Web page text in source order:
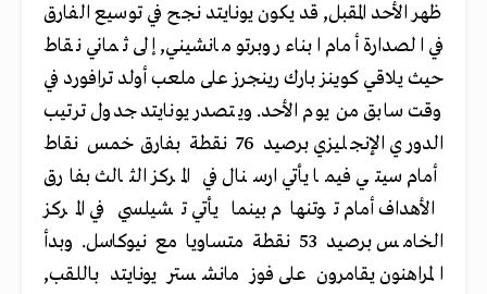
ظهر الأحد المقبل, قد يكون يونايتد نجح في توسيع الفارق
في الصدارة أمام ابناء روبرتو مانشيني, إلى ثماني نقاط
حيث يلاقي كوينز بارك رينجرز على ملعب أولد ترافورد في
وقت سابق من يوم الأحد. ويتصدر يونايتد جدول ترتيب
الدوري الإنجليزي برصيد 76 نقطة بفارق خمس نقاط
أمام سيتي فيما يأتي ارسنال في المركز الثالث بفارق
الأهداف أمام توتنهام بينما يأتي تشيلسي في المركز
الخامس برصيد 53 نقطة متساويا مع نيوكاسل. وبدأ
المراهنون يقامرون على فوز مانشستر يونايتد باللقب,